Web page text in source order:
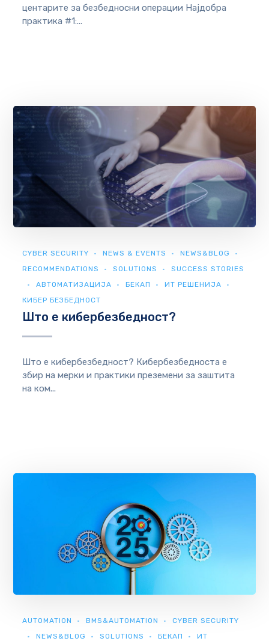
центарите за безбедносни операции Најдобра
практика #1:...
CYBER SECURITY NEWS & EVENTS
NEWS&BLOG
RECOMMENDATIONS
SOLUTIONS
SUCCESS STORIES
АВТОМАТИЗАЦИЈА
БЕКАП
ИТ РЕШЕНИЈА
КИБЕР БЕЗБЕДНОСТ
Што е кибербезбедност?
Што е кибербезбедност? Кибербезбедноста е
збир на мерки и практики преземени за заштита
на ком...
AUTOMATION BMS&AUTOMATION
CYBER SECURITY
NEWS&BLOG
SOLUTIONS БЕКАП
ИТ